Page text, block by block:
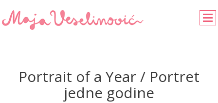
Portrait of a Year / Portret
jedne godine